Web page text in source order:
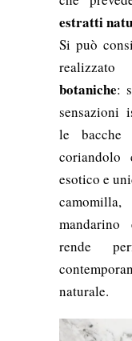
estratti
Si può
botaniche:
sensazioni
le
coriandolo
esotico e
rende
naturale.